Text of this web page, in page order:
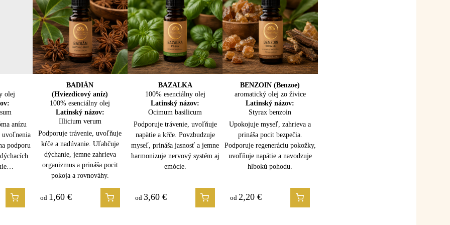
alebo mliekom)
zmesí
a stagnácii
zvierat
olej
anízu
uvoľnenia
podporu
BADIÁN
(Hviezdicový aníz)
100% esenciálny olej
Latinský názov:
Illicium verum
Podporuje trávenie, uvoľňuje
kŕče a nadúvanie. Uľahčuje
dýchanie, jemne zahrieva
organizmus a prináša pocit
pokoja a rovnováhy.
od 1,60 €
BAZALKA
100% esenciálny olej
Latinský názov:
Ocimum basilicum
Podporuje trávenie, uvoľňuje
napätie a kŕče. Povzbudzuje
myseľ, prináša jasnosť a jemne
harmonizuje nervový systém aj
emócie.
od3,60 €
BENZOIN (Benzoe)
aromatický olej zo živice
Latinský názov:
Styrax benzoin
Upokojuje myseľ, zahrieva a
prináša pocit bezpečia.
Podporuje regeneráciu pokožky,
uvoľňuje napätie a navodzuje
hlbokú pohodu.
od2,20 €
olej
pocit
BOROVICA LESNÁ
100% esenciálny olej
Latinský názov:
Pinus sylvestris
Podporuje dýchanie, prečisťuje
vzduch a posilňuje imunitu.
Uvoľňuje svaly, osviežuje myseľ
a prináša pocit sily a sviežosti.
od 1,80 €
BREZA
100% esenciálny olej
Latinský názov:
Betula lenta
Prekrvuje, uvoľňuje svaly a kĺby.
Podporuje detoxikáciu, osviežuje
telo a prináša pocit úľavy,
vitality a vnútornej sily.
od2,50 €
CÉDROVÉ DREVO
(Atlas cedar)
100% esenciálny olej
Latinský názov:
Cedrus atlantica
Upokojuje myseľ, uzemňuje a
uvoľňuje napätie. Podporuje
dýchanie, starostlivosť o
pokožku a prináša pocit stability
od1,50 €
olej
vzduch,
hmyz.
uvoľňuje
a